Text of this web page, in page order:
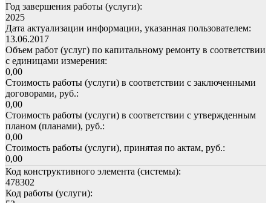
Год завершения работы (услуги):
2025
Дата актуализации информации, указанная пользователем:
13.06.2017
Объем работ (услуг) по капитальному ремонту в соответствии
с единицами измерения:
0,00
Стоимость работы (услуги) в соответствии с заключенными
договорами, руб.:
0,00
Стоимость работы (услуги) в соответствии с утвержденным
планом (планами), руб.:
0,00
Стоимость работы (услуги), принятая по актам, руб.:
0,00
Код конструктивного элемента (системы):
478302
Код работы (услуги):